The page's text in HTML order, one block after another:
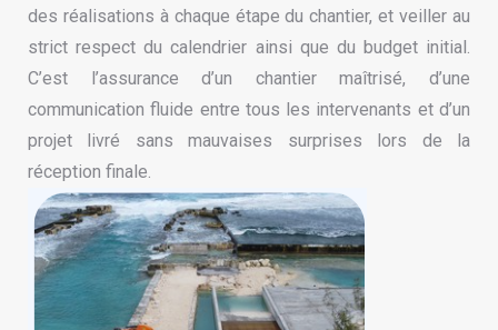
des réalisations à chaque étape du chantier, et veiller au
strict respect du calendrier ainsi que du budget initial.
C’est l’assurance d’un chantier maîtrisé, d’une
communication fluide entre tous les intervenants et d’un
projet livré sans mauvaises surprises lors de la
réception finale.